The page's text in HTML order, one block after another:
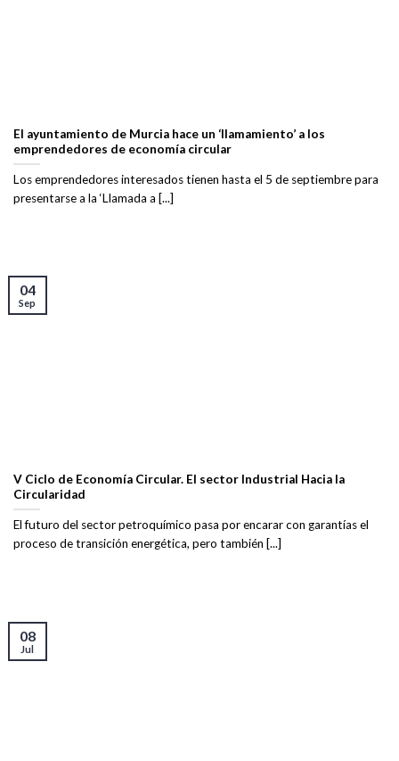
El ayuntamiento de Murcia hace un ‘llamamiento’ a los
emprendedores de economía circular
Los emprendedores interesados tienen hasta el 5 de septiembre para
presentarse a la ‘Llamada a [...]
V Ciclo de Economía Circular. El sector Industrial Hacia la
Circularidad
El futuro del sector petroquímico pasa por encarar con garantías el
proceso de transición energética, pero también [...]
04
Sep
08
Jul